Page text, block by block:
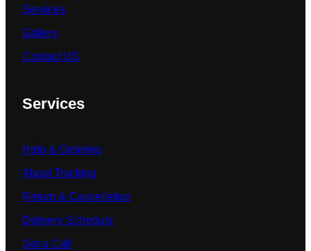
Services
Gallery
Contact US
Services
Help & Ordering
About Tracking
Return & Cancelletion
Delivery Schedule
Get a Call